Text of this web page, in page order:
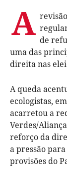
A de
uma das
direita nas
A queda
ecologistas,
acarretou a
Verdes/
reforço da
a pressão
provisões do